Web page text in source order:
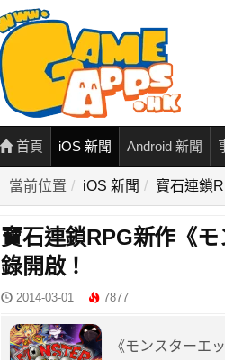
首頁 iOS 新聞 Android 新聞
當前位置 iOS 新聞 寶石連鎖
寶石連鎖RPG新作《
錄開啟！
2014-03-01 7877
《モンスターエ